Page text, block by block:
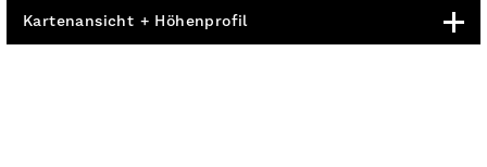
Kartenansicht + Höhenprofil